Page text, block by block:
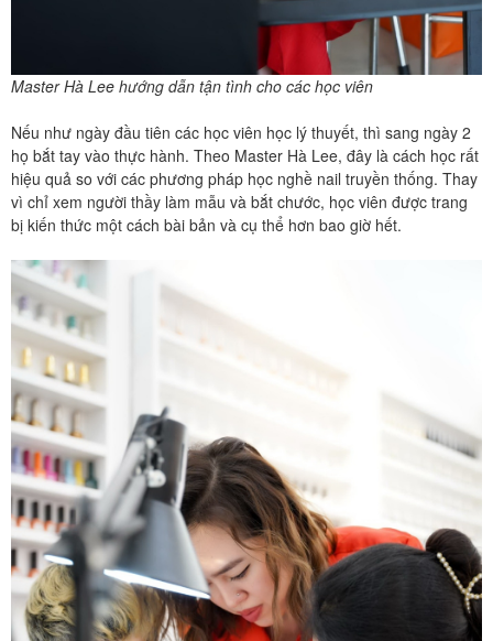
Master Hà Lee hướng dẫn tận tình cho các học viên
Nếu như ngày đầu tiên các học viên học lý thuyết, thì sang ngày 2
họ bắt tay vào thực hành. Theo Master Hà Lee, đây là cách học rất
hiệu quả so với các phương pháp học nghề nail truyền thống. Thay
vì chỉ xem người thầy làm mẫu và bắt chước, học viên được trang
bị kiến thức một cách bài bản và cụ thể hơn bao giờ hết.